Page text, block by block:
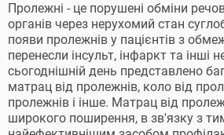
Пролежні - це порушені обміни
органів через нерухомий стан
появи пролежнів у пацієнтів з
перенесли інсульт, інфаркт та інші
сьогоднішній день представлено
матрац від пролежнів, коло від
пролежнів і інше. Матрац від
широкого поширення, в зв'язку з